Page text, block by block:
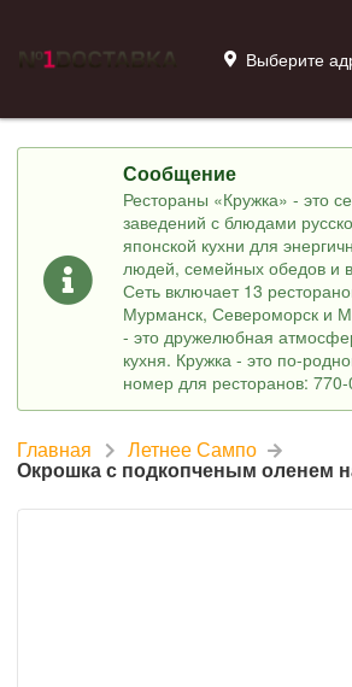
Выберите
Сообщение
Рестораны «Кружка» - это
заведений с блюдами
японской кухни для
людей, семейных обедов и
Сеть включает 13
Мурманск, Североморск и
- это дружелюбная
кухня. Кружка - это по-
номер для ресторанов:
Главная Летнее Сампо
Окрошка с подкопченым оленем